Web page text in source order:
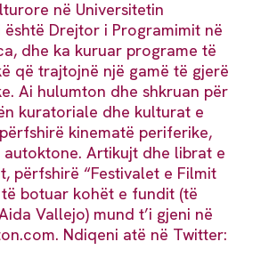
në Universitetin
Drejtor i Programimit në
dhe ka kuruar programe të
që trajtojnë një gamë të gjerë
Ai hulumton dhe shkruan për
kuratoriale dhe kulturat e
kinematë periferike,
Artikujt dhe librat e
përfshirë “Festivalet e Filmit
botuar kohët e fundit (të
Vallejo) mund t’i gjeni në
Ndiqeni atë në Twitter: